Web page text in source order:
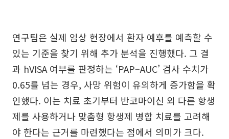
연구팀은 실제 임상 현장에서 환자 예후를 예측할 수
있는 기준을 찾기 위해 추가 분석을 진행했다. 그 결
과 hVISA 여부를 판정하는 ‘PAP–AUC’ 검사 수치가
0.65를 넘는 경우, 사망 위험이 유의하게 증가함을 확
인했다. 이는 치료 초기부터 반코마이신 외 다른 항생
제를 사용하거나 맞춤형 항생제 병합 치료를 고려해
야 한다는 근거를 마련했다는 점에서 의미가 크다.